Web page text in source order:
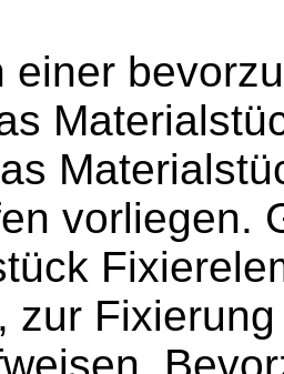
einer
vorliegen.
zur